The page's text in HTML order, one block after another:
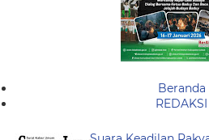
Beranda
REDAKSI